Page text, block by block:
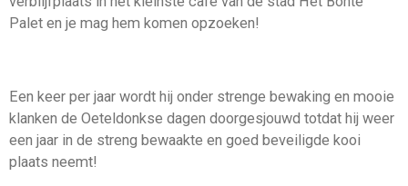
Palet en je mag hem komen opzoeken!
Een keer per jaar wordt hij onder strenge bewaking en mooie
klanken de Oeteldonkse dagen doorgesjouwd totdat hij weer
een jaar in de streng bewaakte en goed beveiligde kooi
plaats neemt!